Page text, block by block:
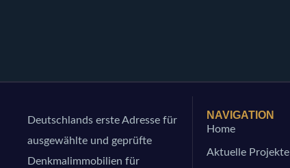
Deutschlands erste Adresse für
ausgewählte und geprüfte
Denkmalimmobilien für
NAVIGATION
Home
Aktuelle Projekte